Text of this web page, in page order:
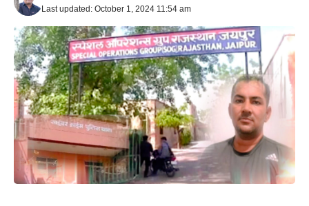
Last updated: October 1, 2024 11:54 am